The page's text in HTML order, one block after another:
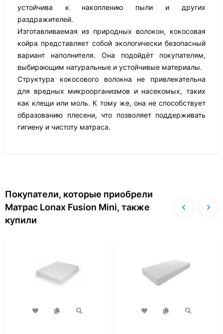
устойчива к накоплению пыли и других
раздражителей.
Изготавливаемая из природных волокон, кокосовая
койра представляет собой экологически безопасный
вариант наполнителя. Она подойдёт покупателям,
выбирающим натуральные и устойчивые материалы.
Структура кокосового волокна не привлекательна
для вредных микроорганизмов и насекомых, таких
как клещи или моль. К тому же, она не способствует
образованию плесени, что позволяет поддерживать
гигиену и чистоту матраса.
Покупатели, которые приобрели
Матрас Lonax Fusion Mini, также
купили